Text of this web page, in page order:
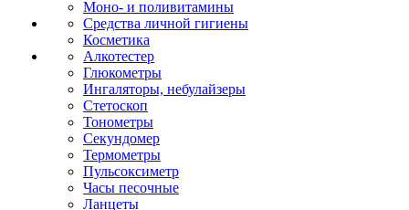
Моно- и поливитамины
Средства личной гигиены
Косметика
Алкотестер
Глюкометры
Ингаляторы, небулайзеры
Стетоскоп
Тонометры
Секундомер
Термометры
Пульсоксиметр
Часы песочные
Ланцеты